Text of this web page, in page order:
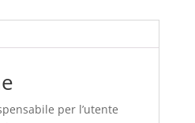
per l’utente